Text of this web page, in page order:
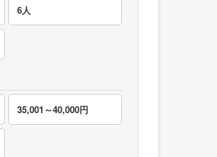
6人
35,001～40,000円